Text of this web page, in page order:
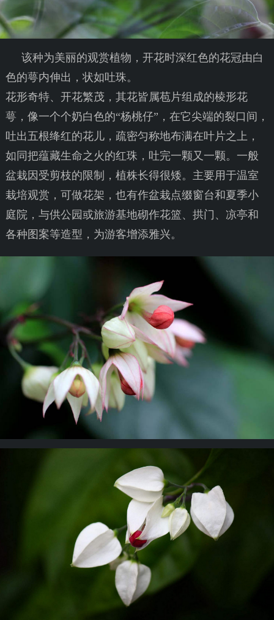
该种为美丽的观赏植物，开花时深红色的花冠由白
色的萼内伸出，状如吐珠。
花形奇特、开花繁茂，其花皆属苞片组成的棱形花
萼，像一个个奶白色的“杨桃仔”，在它尖端的裂口间，
吐出五根绛红的花儿，疏密匀称地布满在叶片之上，
如同把蕴藏生命之火的红珠，吐完一颗又一颗。一般
盆栽因受剪枝的限制，植株长得很矮。主要用于温室
栽培观赏，可做花架，也有作盆栽点缀窗台和夏季小
庭院，与供公园或旅游基地砌作花篮、拱门、凉亭和
各种图案等造型，为游客增添雅兴。